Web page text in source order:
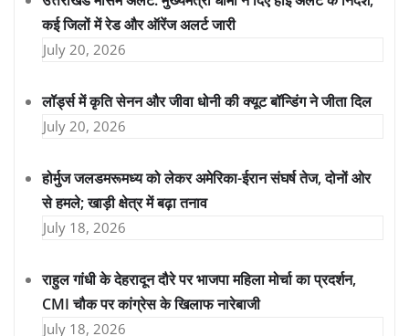
कई जिलों में रेड और ऑरेंज अलर्ट जारी
July 20, 2026
लॉर्ड्स में कृति सेनन और जीवा धोनी की क्यूट बॉन्डिंग ने जीता दिल
July 20, 2026
होर्मुज जलडमरूमध्य को लेकर अमेरिका-ईरान संघर्ष तेज, दोनों ओर
से हमले; खाड़ी क्षेत्र में बढ़ा तनाव
July 18, 2026
राहुल गांधी के देहरादून दौरे पर भाजपा महिला मोर्चा का प्रदर्शन,
CMI चौक पर कांग्रेस के खिलाफ नारेबाजी
July 18, 2026